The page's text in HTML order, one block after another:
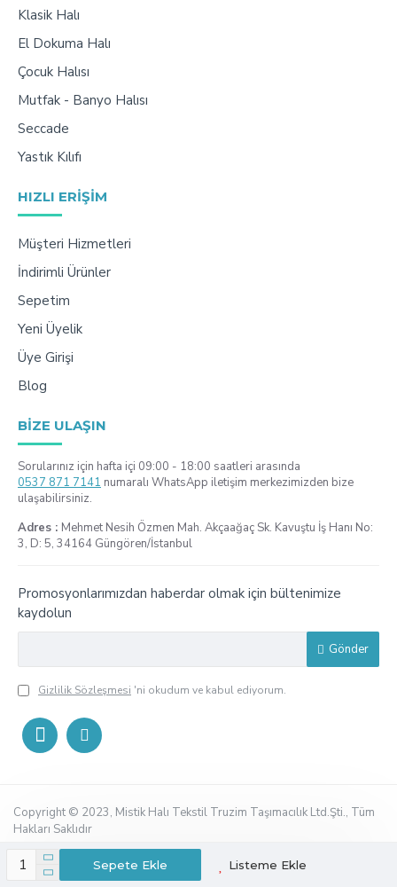
Sepete Ekle Listeme Ekle
Klasik Halı
El Dokuma Halı
Çocuk Halısı
Mutfak - Banyo Halısı
Seccade
Yastık Kılıfı
HIZLI ERIŞIM
Müşteri Hizmetleri
İndirimli Ürünler
Sepetim
Yeni Üyelik
Üye Girişi
Blog
BIZE ULAŞIN
Sorularınız için hafta içi 09:00 - 18:00 saatleri arasında
0537 871 7141 numaralı WhatsApp iletişim merkezimizden bize
ulaşabilirsiniz.
Adres : Mehmet Nesih Özmen Mah. Akçaağaç Sk. Kavuştu İş Hanı No:
3, D: 5, 34164 Güngören/İstanbul
Promosyonlarımızdan haberdar olmak için bültenimize
kaydolun
Gönder
Gizlilik Sözleşmesi 'ni okudum ve kabul ediyorum.
Copyright © 2023, Mistik Halı Tekstil Truzim Taşımacılık Ltd.Şti., Tüm
Hakları Saklıdır